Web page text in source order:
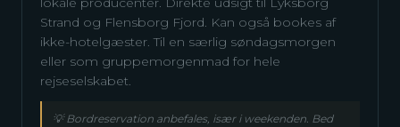
Strand og Flensborg Fjord. Kan også bookes af
ikke-hotelgæster. Til en særlig søndagsmorgen
eller som gruppemorgenmad for hele
rejseselskabet.
💡Bordreservation anbefales, især i weekenden. Bed